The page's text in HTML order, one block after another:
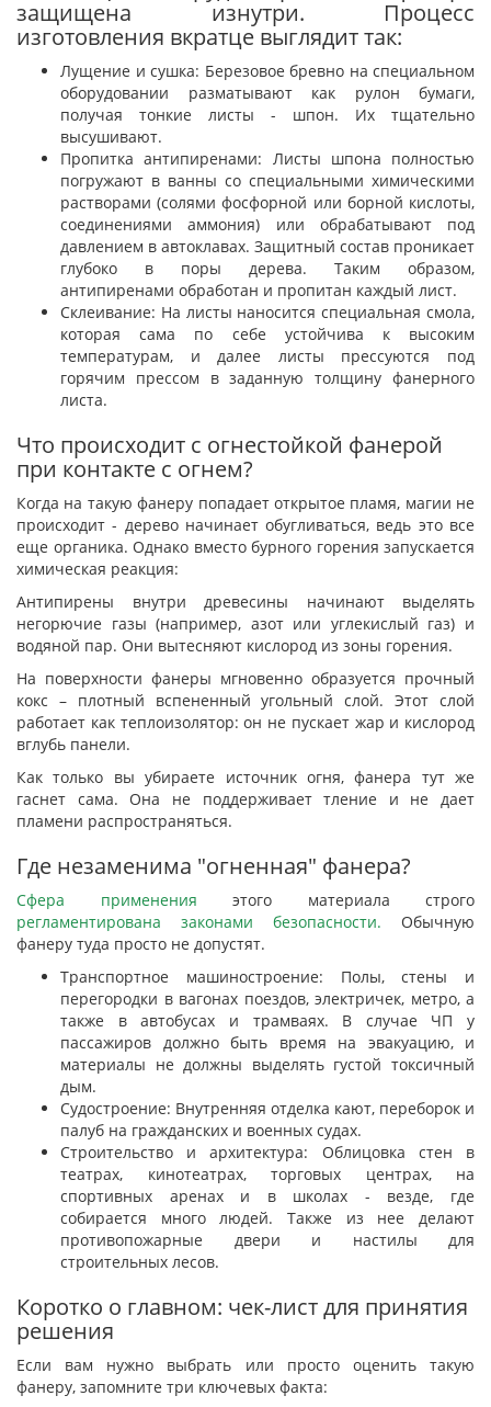
защищена изнутри. Процесс
изготовления вкратце выглядит так:
Лущение и сушка: Березовое бревно на специальном
оборудовании разматывают как рулон бумаги,
получая тонкие листы - шпон. Их тщательно
высушивают.
Пропитка антипиренами: Листы шпона полностью
погружают в ванны со специальными химическими
растворами (солями фосфорной или борной кислоты,
соединениями аммония) или обрабатывают под
давлением в автоклавах. Защитный состав проникает
глубоко в поры дерева. Таким образом,
антипиренами обработан и пропитан каждый лист.
Склеивание: На листы наносится специальная смола,
которая сама по себе устойчива к высоким
температурам, и далее листы прессуются под
горячим прессом в заданную толщину фанерного
листа.
Что происходит с огнестойкой фанерой
при контакте с огнем?
Когда на такую фанеру попадает открытое пламя, магии не
происходит - дерево начинает обугливаться, ведь это все
еще органика. Однако вместо бурного горения запускается
химическая реакция:
Антипирены внутри древесины начинают выделять
негорючие газы (например, азот или углекислый газ) и
водяной пар. Они вытесняют кислород из зоны горения.
На поверхности фанеры мгновенно образуется прочный
кокс – плотный вспененный угольный слой. Этот слой
работает как теплоизолятор: он не пускает жар и кислород
вглубь панели.
Как только вы убираете источник огня, фанера тут же
гаснет сама. Она не поддерживает тление и не дает
пламени распространяться.
Где незаменима "огненная" фанера?
Сфера применения этого материала строго
регламентирована законами безопасности. Обычную
фанеру туда просто не допустят.
Транспортное машиностроение: Полы, стены и
перегородки в вагонах поездов, электричек, метро, а
также в автобусах и трамваях. В случае ЧП у
пассажиров должно быть время на эвакуацию, и
материалы не должны выделять густой токсичный
дым.
Судостроение: Внутренняя отделка кают, переборок и
палуб на гражданских и военных судах.
Строительство и архитектура: Облицовка стен в
театрах, кинотеатрах, торговых центрах, на
спортивных аренах и в школах - везде, где
собирается много людей. Также из нее делают
противопожарные двери и настилы для
строительных лесов.
Коротко о главном: чек-лист для принятия
решения
Если вам нужно выбрать или просто оценить такую
фанеру, запомните три ключевых факта: